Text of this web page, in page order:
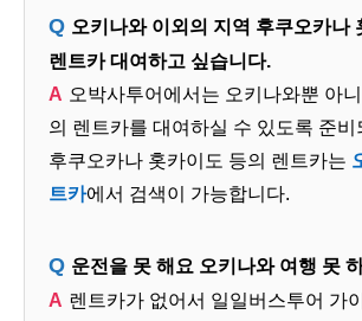
오키나와 이외의 지역 후쿠오카나
렌트카 대여하고 싶습니다.
오박사투어에서는 오키나와뿐 아
의 렌트카를 대여하실 수 있도록 준비
후쿠오카나 홋카이도 등의 렌트카는
트카에서 검색이 가능합니다.
운전을 못 해요 오키나와 여행 못
렌트카가 없어서 일일버스투어 가